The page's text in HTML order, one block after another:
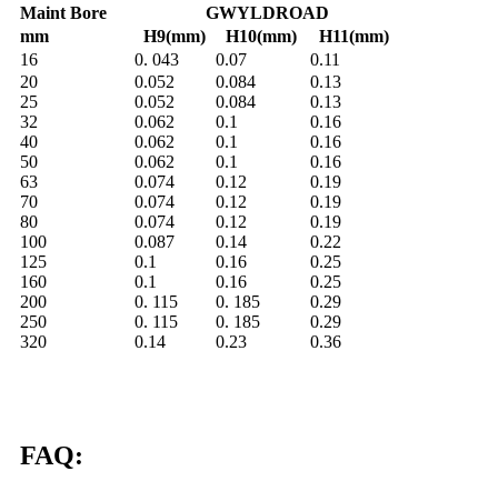
Maint Bore
GWYLDROAD
mm
H9(mm) H10(mm)
H11(mm)
16
0. 043 0.07
0.11
20
0.052 0.084
0.13
25
0.052 0.084
0.13
32
0.062 0.1
0.16
40
0.062 0.1
0.16
50
0.062 0.1
0.16
63
0.074 0.12
0.19
70
0.074 0.12
0.19
80
0.074 0.12
0.19
100
0.087 0.14
0.22
125
0.1 0.16
0.25
160
0.1 0.16
0.25
200
0. 115 0. 185
0.29
250
0. 115 0. 185
0.29
320
0.14 0.23 0.36
FAQ: